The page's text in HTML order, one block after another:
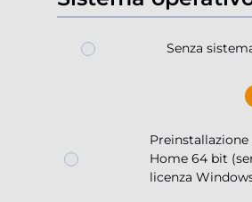
Senza
Preinstallazione
Home 64 bit
licenza